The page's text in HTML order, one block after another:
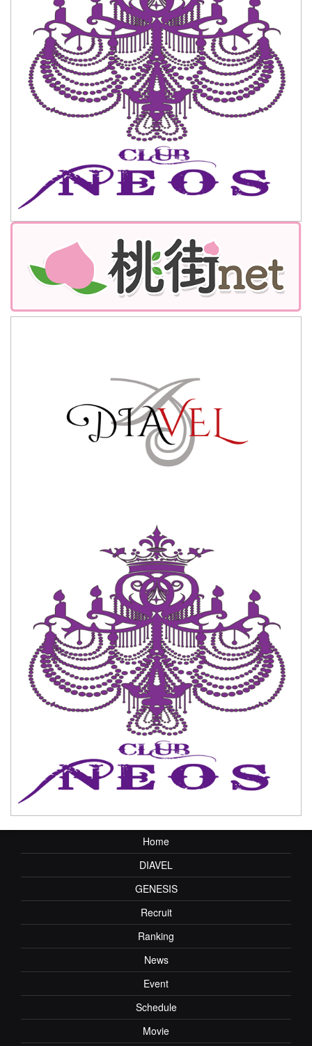
Home
DIAVEL
GENESIS
Recruit
Ranking
News
Event
Schedule
Movie